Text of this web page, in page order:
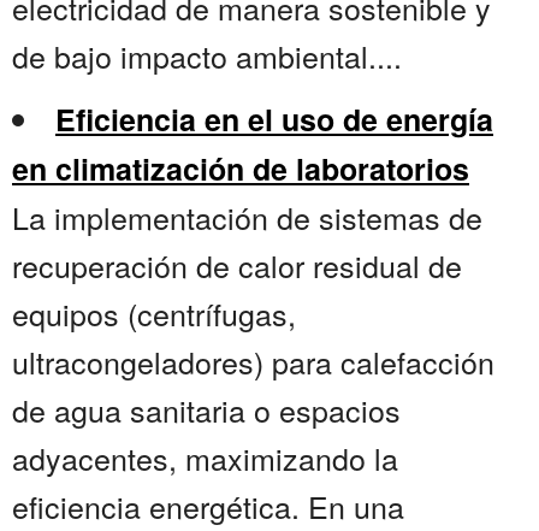
de bajo impacto ambiental....
Eficiencia en el uso de energía
en climatización de laboratorios
La implementación de sistemas de
recuperación de calor residual de
equipos (centrífugas,
ultracongeladores) para calefacción
de agua sanitaria o espacios
adyacentes, maximizando la
eficiencia energética. En una